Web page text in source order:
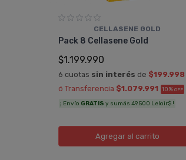
CELLASENE GOLD
Pack 8 Cellasene Gold
$1.199.990
6 cuotas sin interés de $199.998
ó Transferencia $1.079.991 10% OFF
¡ Envío GRATIS y sumás 49.500 Leloir$ !
Agregaral carrito